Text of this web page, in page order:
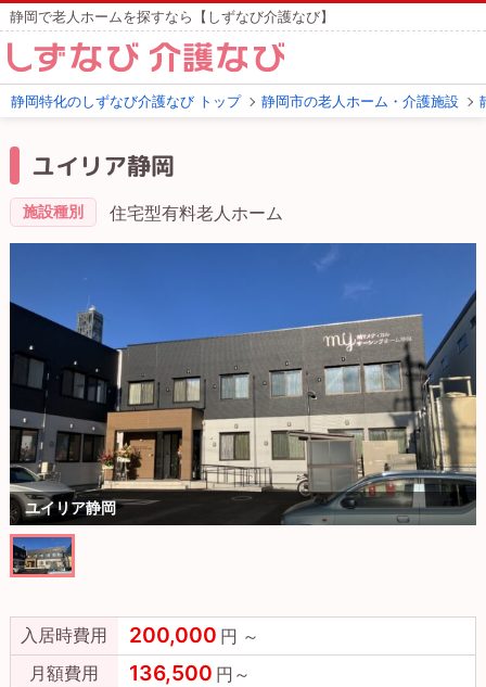
静岡で老人ホームを探すなら【しずなび介護なび】
静岡特化のしずなび介護なび トップ 静岡市の老人ホーム・介護施設
ユイリア静岡
施設種別 住宅型有料老人ホーム
ユイリア静岡
入居時費用 200,000 円 ～
月額費用
136,500 円～